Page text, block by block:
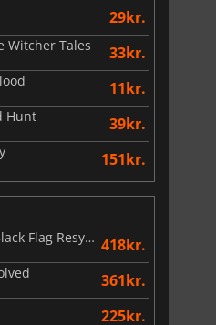
29kr.
Witcher Tales 33kr.
11kr.
Hunt 39kr.
151kr.
Assassin's Creed Black Flag Resynced 418kr.
361kr.
225kr.